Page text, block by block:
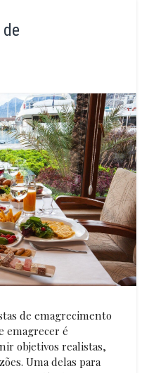
de emagrecimento
emagrecer é
objetivos realistas,
Uma delas para